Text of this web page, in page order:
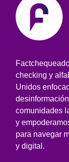
checking y
Unidos
comunidades
y
para navegar
y digital.